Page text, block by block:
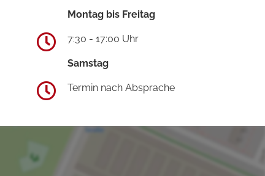
Montag bis Freitag
7:30 - 17:00 Uhr
Samstag
Termin nach Absprache